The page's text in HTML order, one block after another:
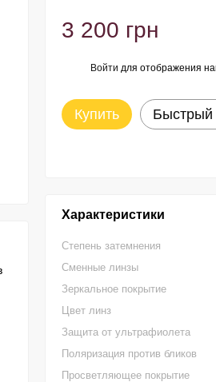
3 200 грн
Войти для отображения
Купить Быстрый
Характеристики
Степень затемнения
Сменные линзы
Зеркальное покрытие
Цвет линз
Защита от ультрафиолета
Поляризация против бликов
Просветляющее покрытие